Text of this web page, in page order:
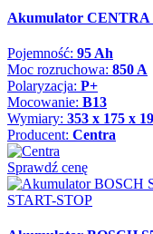
Akumulator CENTRA
Pojemność: 95 Ah
Moc rozruchowa: 850 A
Polaryzacja: P+
Mocowanie: B13
Wymiary: 353 x 175 x
Producent: Centra
Sprawdź cenę